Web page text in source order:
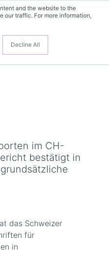
and the website to the
our traffic. For more information,
Decline All
DE
im CH-
bestätigt in
das Schweizer
für
in